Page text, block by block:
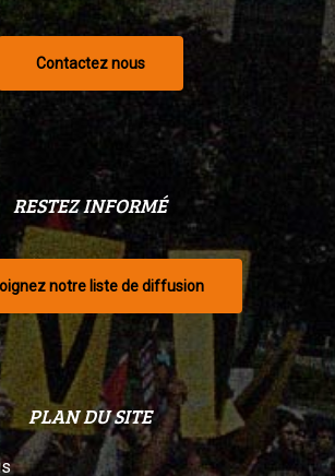
Contactez nous
RESTEZ INFORMÉ
notre liste de diffusion
PLAN DU SITE